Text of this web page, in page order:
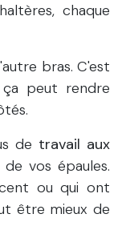
chaque
bras. C'est
peut rendre
de travail aux
vos épaules.
ou qui ont
être mieux de